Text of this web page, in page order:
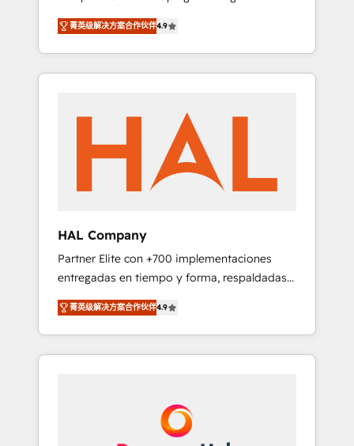
design Let’s turn your CRM into your growth
engine!
strategies by leveraging technologies and
automating their marketing and sales
processes to generate growth. Our offer
spans from Strategy to Operations. We
implementation, web design, sales &
marketing automation, and digital marketing.
With extensive experience working with tech
companies and manufacturers since 2002,
we are committed to empowering our clients
implementation and seamless integration of
the CRM platform into your digital
ecosystem. Would you like support in
deploying your inbound marketing strategy?
We'll provide support tailored to your needs
and sales objectives. With 125+ certifications,
we are part of the most certified Canadian
coast), our services are offered in both
菁英级解决方案合作伙伴4.9
HAL Company
Partner Elite con +700 implementaciones
entregadas en tiempo y forma, respaldadas
por 6 acreditaciones de HubSpot y un
equipo de 6 Certified Trainers avalados por
HubSpot Academy. Acompañamos a las
empresas en cada etapa de su crecimiento
Nos caracterizamos por combinar excelencia
técnica con una mirada estratégica a largo
菁英级解决方案合作伙伴4.9